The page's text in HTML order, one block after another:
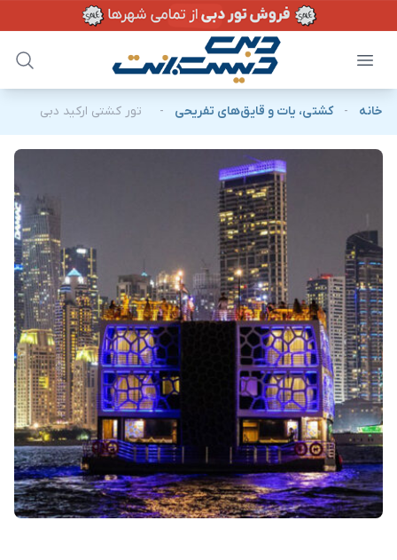
خانه - کشتی، یات و قایق‌های تفریحی - تور کشتی ارکید دبی